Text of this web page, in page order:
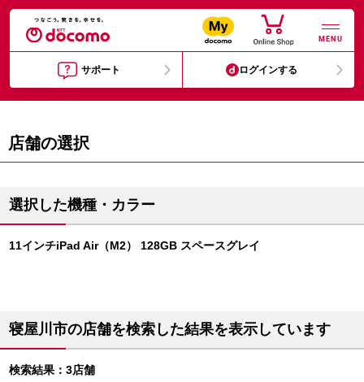
MENU
サポート ログインする
店舗の選択
選択した機種・カラー
11インチiPad Air（M2） 128GB スペースグレイ
寝屋川市の店舗を検索した結果を表示しています
検索結果：3店舗